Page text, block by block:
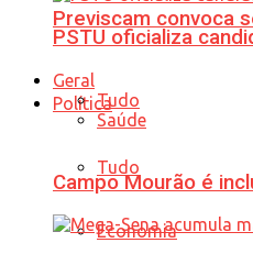
Previscam convoca
Política
Tudo
Economia
PSTU oficializa
Geral
Tudo
Saúde
Campo Mourão é